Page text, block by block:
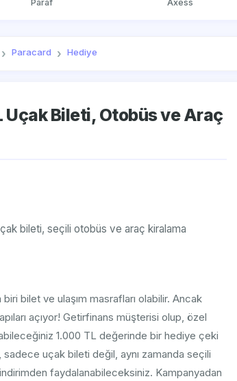
Paraf Axess
Paracard Hediye
Bileti, Otobüs ve Araç
bileti, seçili otobüs ve araç kiralama
bilet ve ulaşım masrafları olabilir. Ancak
açıyor! Getirfinans müşterisi olup, özel
1.000 TL değerinde bir hediye çeki
sadece uçak bileti değil, aynı zamanda seçili
faydalanabileceksiniz. Kampanyadan